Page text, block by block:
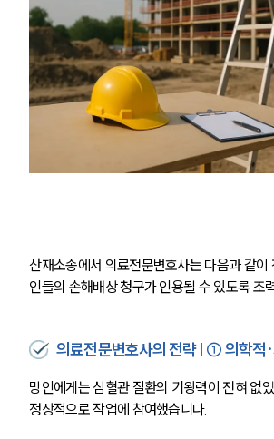
산재소송에서 의료전문변호사는 다음과 같이
인들의 손해배상 청구가 인용될 수 있도록 조
의료전문변호사의 전략 | ① 의학적
망인에게는 심혈관 질환의 기왕력이 전혀 없
정상적으로 작업에 참여했습니다.